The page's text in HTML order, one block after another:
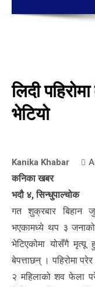
लिदी
भेटियो
Kanika Khabar
कनिका खबर
भदौ ४, सिन्धुपाल्चोक
गत शुक्रबार बिहान
भएकामध्ये थप ३
भेटिएकोमा योसँगै
बेपत्ताछन् । पहिरोमा
२ महिलाको शव फेला